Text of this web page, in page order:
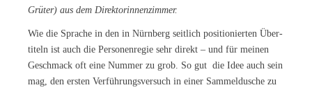
Grü­ter) aus dem Direktorinnenzimmer.
Wie die Spra­che in den in Nürn­berg seit­lich po­si­tio­nier­ten Über­
ti­teln ist auch die Per­so­nen­re­gie sehr di­rekt – und für mei­nen
Ge­schmack oft eine Num­mer zu grob. So gut die Idee auch sein
mag, den ers­ten Ver­füh­rungs­ver­such in ei­ner Sam­mel­du­sche zu